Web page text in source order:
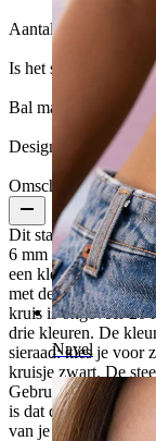
Navel
Aantal eenheden:
Is het sieraad
Bal maat:
Design Height: 20 mm
Omschrijving
Dit staafje wordt
6 mm lang en 1.2
een kleine heldere
met de bewegingen
kruis is ongeveer 20
drie kleuren. De
sieraad: kies je voor
kruisje zwart. De
Gebruik de sieraden
is dat de afmetingen
van je piercing.